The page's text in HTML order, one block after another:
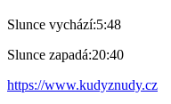
Slunce vychází:5:48
Slunce zapadá:20:40
https://www.kudyznudy.cz